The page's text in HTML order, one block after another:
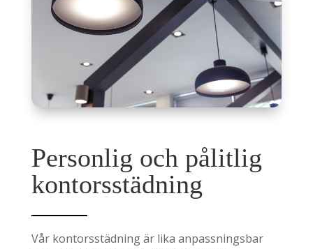
Personlig och pålitlig
kontorsstädning
Vår kontorsstädning är lika anpassningsbar